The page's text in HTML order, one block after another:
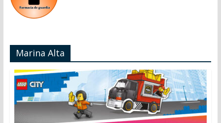
Marina Alta